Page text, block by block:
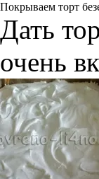
Покрываем торт
Дать
очень